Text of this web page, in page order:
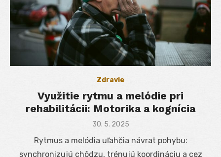
Zdravie
Využitie rytmu a melódie pri
rehabilitácii: Motorika a kognícia
Posted
30. 5. 2025
Rytmus a melódia uľahčia návrat pohybu:
synchronizujú chôdzu, trénujú koordináciu a cez